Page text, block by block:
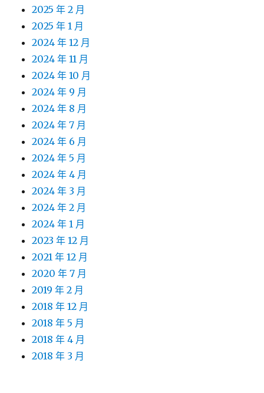
2025 年 2 月
2025 年 1 月
2024 年 12 月
2024 年 11 月
2024 年 10 月
2024 年 9 月
2024 年 8 月
2024 年 7 月
2024 年 6 月
2024 年 5 月
2024 年 4 月
2024 年 3 月
2024 年 2 月
2024 年 1 月
2023 年 12 月
2021 年 12 月
2020 年 7 月
2019 年 2 月
2018 年 12 月
2018 年 5 月
2018 年 4 月
2018 年 3 月